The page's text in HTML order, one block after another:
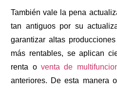
También vale la pena
tan antiguos por su
garantizar altas
más rentables, se aplican
renta oventa de
anteriores. De esta manera